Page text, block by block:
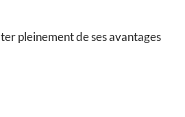
pleinement de ses avantages